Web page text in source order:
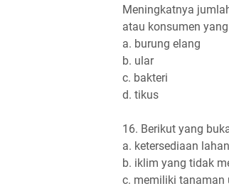
Meningkatnya
atau konsumen
a. burung elang
b. ular
c. bakteri
d. tikus
16. Berikut yang
a. ketersediaan lahan
b. iklim yang tidak
c. memiliki tanaman